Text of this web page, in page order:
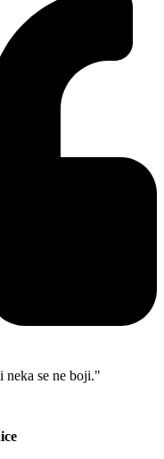
neka se ne boji."